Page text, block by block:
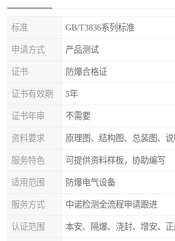
标准 GB/T3836系列标准
申请方式 产品测试
证书 防爆合格证
证书有效期 5年
证书年审 不需要
资料要求 原理图、结构图、总装图、
服务特色 可提供资料样板，协助编写
适用范围 防爆电气设备
服务方式 中诺检测全流程申请跟进
认证范围 本安、隔爆、浇封、增安、